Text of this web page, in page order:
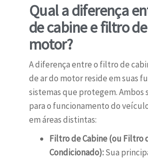
Qual a diferença
de cabine e filtro
motor?
A diferença entre o filtro de
de ar do motor reside em suas
sistemas que protegem. Ambos
para o funcionamento do
em áreas distintas:
Filtro de Cabine (ou Filtro
Condicionado):Sua